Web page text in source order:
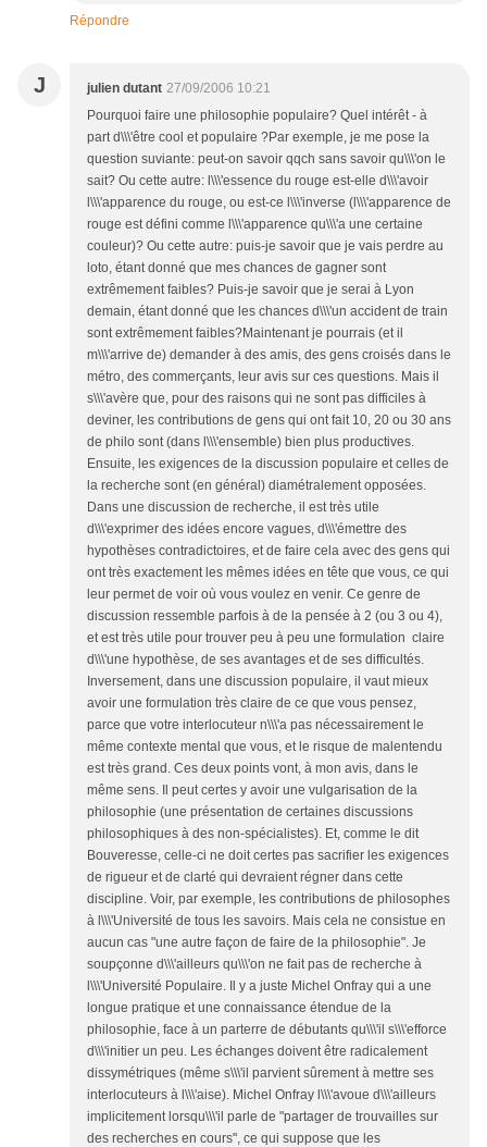
Répondre
J julien dutant 27/09/2006 10:21
Pourquoi faire une philosophie populaire? Quel intérêt - à
part d\\\'être cool et populaire ?Par exemple, je me pose la
question suviante: peut-on savoir qqch sans savoir qu\\\'on le
sait? Ou cette autre: l\\\'essence du rouge est-elle d\\\'avoir
l\\\'apparence du rouge, ou est-ce l\\\'inverse (l\\\'apparence de
rouge est défini comme l\\\'apparence qu\\\'a une certaine
couleur)? Ou cette autre: puis-je savoir que je vais perdre au
loto, étant donné que mes chances de gagner sont
extrêmement faibles? Puis-je savoir que je serai à Lyon
demain, étant donné que les chances d\\\'un accident de train
sont extrêmement faibles?Maintenant je pourrais (et il
m\\\'arrive de) demander à des amis, des gens croisés dans le
métro, des commerçants, leur avis sur ces questions. Mais il
s\\\'avère que, pour des raisons qui ne sont pas difficiles à
deviner, les contributions de gens qui ont fait 10, 20 ou 30 ans
de philo sont (dans l\\\'ensemble) bien plus productives.
Ensuite, les exigences de la discussion populaire et celles de
la recherche sont (en général) diamétralement opposées.
Dans une discussion de recherche, il est très utile
d\\\'exprimer des idées encore vagues, d\\\'émettre des
hypothèses contradictoires, et de faire cela avec des gens qui
ont très exactement les mêmes idées en tête que vous, ce qui
leur permet de voir où vous voulez en venir. Ce genre de
discussion ressemble parfois à de la pensée à 2 (ou 3 ou 4),
et est très utile pour trouver peu à peu une formulation claire
d\\\'une hypothèse, de ses avantages et de ses difficultés.
Inversement, dans une discussion populaire, il vaut mieux
avoir une formulation très claire de ce que vous pensez,
parce que votre interlocuteur n\\\'a pas nécessairement le
même contexte mental que vous, et le risque de malentendu
est très grand. Ces deux points vont, à mon avis, dans le
même sens. Il peut certes y avoir une vulgarisation de la
philosophie (une présentation de certaines discussions
philosophiques à des non-spécialistes). Et, comme le dit
Bouveresse, celle-ci ne doit certes pas sacrifier les exigences
de rigueur et de clarté qui devraient régner dans cette
discipline. Voir, par exemple, les contributions de philosophes
à l\\\'Université de tous les savoirs. Mais cela ne consistue en
aucun cas "une autre façon de faire de la philosophie". Je
soupçonne d\\\'ailleurs qu\\\'on ne fait pas de recherche à
l\\\'Université Populaire. Il y a juste Michel Onfray qui a une
longue pratique et une connaissance étendue de la
philosophie, face à un parterre de débutants qu\\\'il s\\\'efforce
d\\\'initier un peu. Les échanges doivent être radicalement
dissymétriques (même s\\\'il parvient sûrement à mettre ses
interlocuteurs à l\\\'aise). Michel Onfray l\\\'avoue d\\\'ailleurs
implicitement lorsqu\\\'il parle de "partager de trouvailles sur
des recherches en cours", ce qui suppose que les